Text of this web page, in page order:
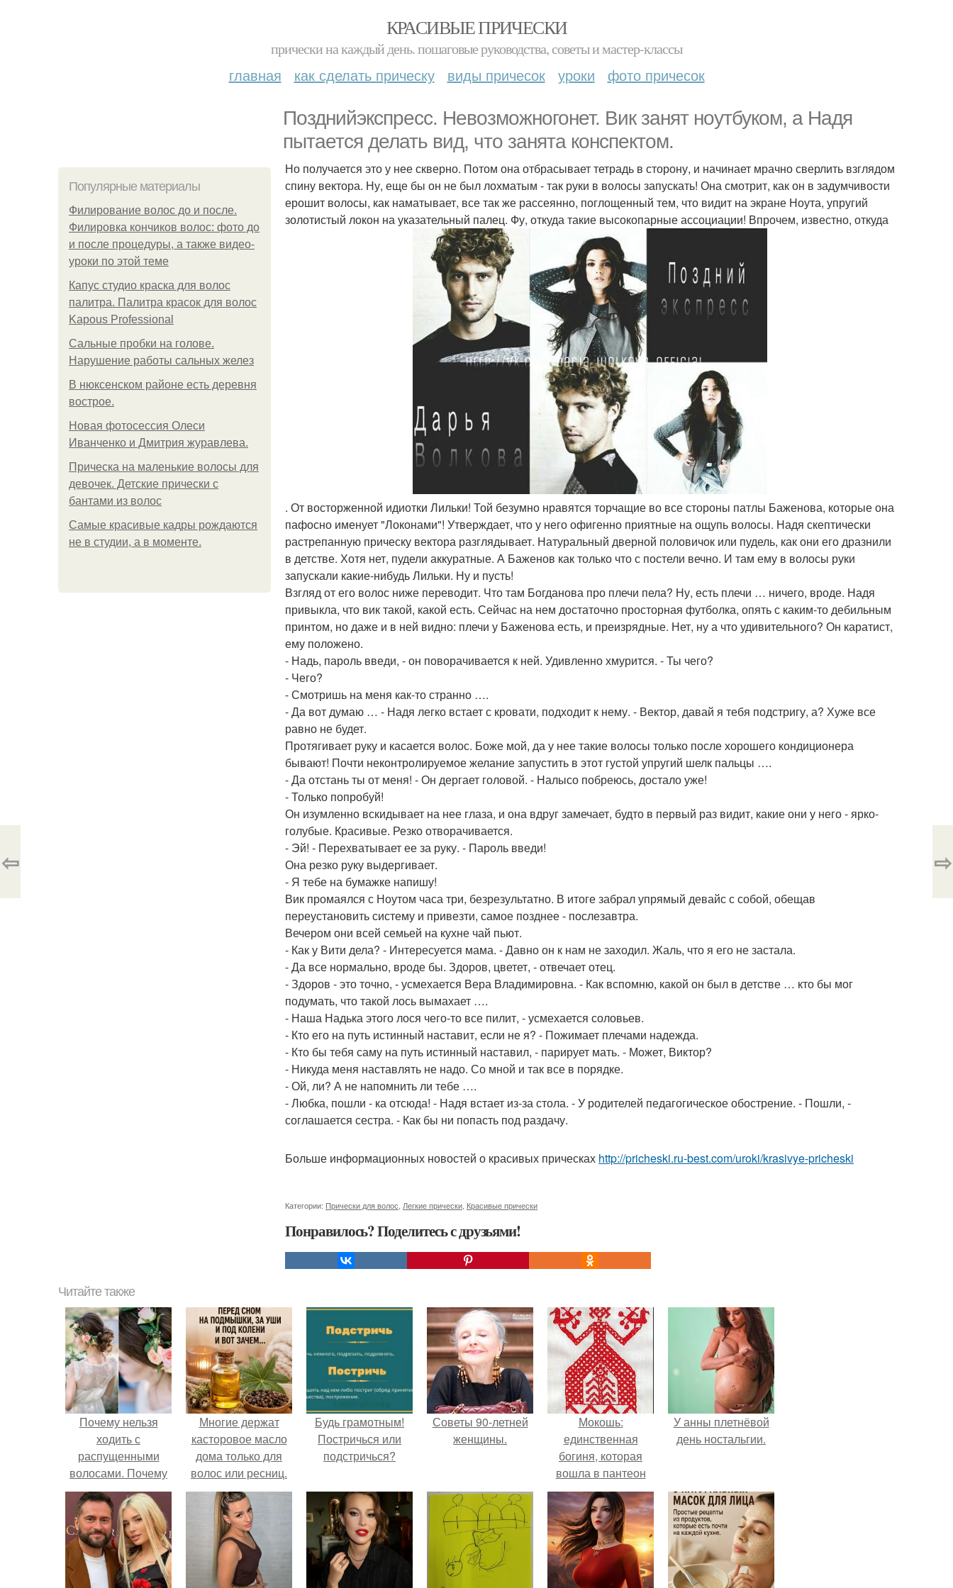
КРАСИВЫЕ ПРИЧЕСКИ
прически на каждый день. пошаговые руководства, советы и мастер-классы
главная как сделать прическу виды причесок уроки фото причесок
Позднийэкспресс. Невозможногонет. Вик занят ноутбуком, а Надя
пытается делать вид, что занята конспектом.
Популярные материалы
Филирование волос до и после.
Филировка кончиков волос: фото до
и после процедуры, а также видео-
уроки по этой теме
Капус студио краска для волос
палитра. Палитра красок для волос
Kapous Professional
Сальные пробки на голове.
Нарушение работы сальных желез
В нюксенском районе есть деревня
вострое.
Новая фотосессия Олеси
Иванченко и Дмитрия журавлева.
Прическа на маленькие волосы для
девочек. Детские прически с
бантами из волос
Самые красивые кадры рождаются
не в студии, а в моменте.
Но получается это у нее скверно. Потом она отбрасывает тетрадь в сторону, и начинает мрачно сверлить взглядом
спину вектора. Ну, еще бы он не был лохматым - так руки в волосы запускать! Она смотрит, как он в задумчивости
ерошит волосы, как наматывает, все так же рассеянно, поглощенный тем, что видит на экране Ноута, упругий
золотистый локон на указательный палец. Фу, откуда такие высокопарные ассоциации! Впрочем, известно, откуда
. От восторженной идиотки Лильки! Той безумно нравятся торчащие во все стороны патлы Баженова, которые она
пафосно именует "Локонами"! Утверждает, что у него офигенно приятные на ощупь волосы. Надя скептически
растрепанную прическу вектора разглядывает. Натуральный дверной половичок или пудель, как они его дразнили
в детстве. Хотя нет, пудели аккуратные. А Баженов как только что с постели вечно. И там ему в волосы руки
запускали какие-нибудь Лильки. Ну и пусть!
Взгляд от его волос ниже переводит. Что там Богданова про плечи пела? Ну, есть плечи … ничего, вроде. Надя
привыкла, что вик такой, какой есть. Сейчас на нем достаточно просторная футболка, опять с каким-то дебильным
принтом, но даже и в ней видно: плечи у Баженова есть, и преизрядные. Нет, ну а что удивительного? Он каратист,
ему положено.
- Надь, пароль введи, - он поворачивается к ней. Удивленно хмурится. - Ты чего?
- Чего?
- Смотришь на меня как-то странно ….
- Да вот думаю … - Надя легко встает с кровати, подходит к нему. - Вектор, давай я тебя подстригу, а? Хуже все
равно не будет.
Протягивает руку и касается волос. Боже мой, да у нее такие волосы только после хорошего кондиционера
бывают! Почти неконтролируемое желание запустить в этот густой упругий шелк пальцы ….
- Да отстань ты от меня! - Он дергает головой. - Налысо побреюсь, достало уже!
- Только попробуй!
Он изумленно вскидывает на нее глаза, и она вдруг замечает, будто в первый раз видит, какие они у него - ярко-
голубые. Красивые. Резко отворачивается.
- Эй! - Перехватывает ее за руку. - Пароль введи!
Она резко руку выдергивает.
- Я тебе на бумажке напишу!
Вик промаялся с Ноутом часа три, безрезультатно. В итоге забрал упрямый девайс с собой, обещав
переустановить систему и привезти, самое позднее - послезавтра.
Вечером они всей семьей на кухне чай пьют.
- Как у Вити дела? - Интересуется мама. - Давно он к нам не заходил. Жаль, что я его не застала.
- Да все нормально, вроде бы. Здоров, цветет, - отвечает отец.
- Здоров - это точно, - усмехается Вера Владимировна. - Как вспомню, какой он был в детстве … кто бы мог
подумать, что такой лось вымахает ….
- Наша Надька этого лося чего-то все пилит, - усмехается соловьев.
- Кто его на путь истинный наставит, если не я? - Пожимает плечами надежда.
- Кто бы тебя саму на путь истинный наставил, - парирует мать. - Может, Виктор?
- Никуда меня наставлять не надо. Со мной и так все в порядке.
- Ой, ли? А не напомнить ли тебе ….
- Любка, пошли - ка отсюда! - Надя встает из-за стола. - У родителей педагогическое обострение. - Пошли, -
соглашается сестра. - Как бы ни попасть под раздачу.
Больше информационных новостей о красивых прическах http://pricheski.ru-best.com/uroki/krasivye-pricheski
Категории: Прически для волос Легкие прически Красивые прически
Понравилось? Поделитесь с друзьями!
⇦ ⇨
Читайте также
Почему нельзя
ходить с
распущенными
волосами. Почему
неблагоприятно
ходить с
распущенными
волосами?
Многие держат
касторовое масло
дома только для
волос или ресниц.
Будь грамотным!
Постричься или
подстричься?
Советы 90-летней
женщины.
Мокошь:
единственная
богиня, которая
вошла в пантеон
князя Владимира.
У анны плетнёвой
день ностальгии.